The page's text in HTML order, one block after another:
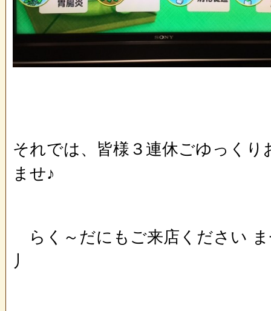
それでは、皆様３連休ごゆっくり
ませ♪
らく～だにもご来店ください
丿